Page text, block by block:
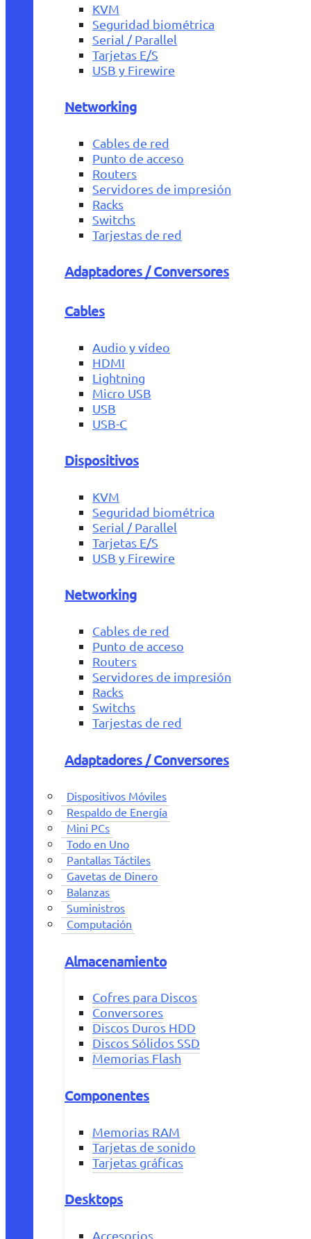
KVM
Seguridad biométrica
Serial / Parallel
Tarjetas E/S
USB y Firewire
Networking
Cables de red
Punto de acceso
Routers
Servidores de impresión
Racks
Switchs
Tarjestas de red
Adaptadores / Conversores
Cables
Audio y vídeo
HDMI
Lightning
Micro USB
USB
USB-C
Dispositivos
KVM
Seguridad biométrica
Serial / Parallel
Tarjetas E/S
USB y Firewire
Networking
Cables de red
Punto de acceso
Routers
Servidores de impresión
Racks
Switchs
Tarjestas de red
Adaptadores / Conversores
Dispositivos Móviles
Respaldo de Energía
Mini PCs
Todo en Uno
Pantallas Táctiles
Gavetas de Dinero
Balanzas
Suministros
Computación
Almacenamiento
Cofres para Discos
Conversores
Discos Duros HDD
Discos Sólidos SSD
Memorias Flash
Componentes
Memorias RAM
Tarjetas de sonido
Tarjetas gráficas
Desktops
Accesorios